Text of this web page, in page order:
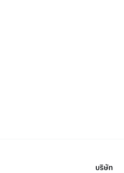
บริษัท